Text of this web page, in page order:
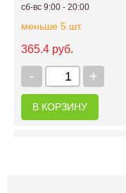
сб-вс 9:00 - 20:00
меньше 5 шт.
365.4 руб.
+
-
В КОРЗИНУ